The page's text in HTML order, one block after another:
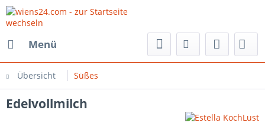
Menü
Übersicht Süßes
Edelvollmilch